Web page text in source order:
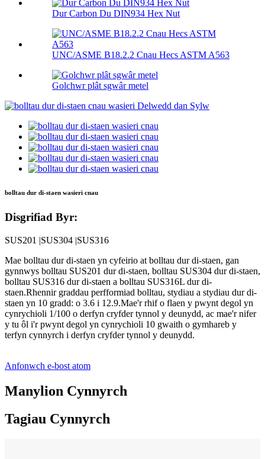
Dur Carbon Du DIN934 Hex Nut
UNC/ASME B18.2.2 Cnau Hecs ASTM A563
Golchwr plât sgwâr metel
bolltau dur di-staen wasieri cnau
Disgrifiad Byr:
SUS201 |SUS304 |SUS316
Mae bolltau dur di-staen yn cyfeirio at bolltau dur di-staen, gan
gynnwys bolltau SUS201 dur di-staen, bolltau SUS304 dur di-staen,
bolltau SUS316 dur di-staen a bolltau SUS316L dur di-
staen.Rhennir graddau perfformiad bolltau, stydiau a stydiau dur di-
staen yn 10 gradd: o 3.6 i 12.9.Mae'r rhif o flaen y pwynt degol yn
cynrychioli 1/100 o derfyn cryfder tynnol y deunydd, ac mae'r nifer
y tu ôl i'r pwynt degol yn cynrychioli 10 gwaith o gymhareb y
terfyn cynnyrch i derfyn cryfder tynnol y deunydd.
Anfonwch e-bost atom
Manylion Cynnyrch
Tagiau Cynnyrch